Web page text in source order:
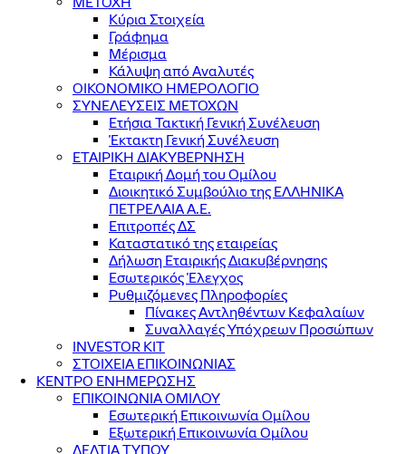
Κύρια Στοιχεία
Γράφημα
Μέρισμα
Κάλυψη από Αναλυτές
ΟΙΚΟΝΟΜΙΚΟ ΗΜΕΡΟΛΟΓΙΟ
ΣΥΝΕΛΕΥΣΕΙΣ ΜΕΤΟΧΩΝ
Ετήσια Τακτική Γενική Συνέλευση
Έκτακτη Γενική Συνέλευση
ΕΤΑΙΡΙΚΗ ΔΙΑΚΥΒΕΡΝΗΣΗ
Εταιρική Δομή του Ομίλου
Διοικητικό Συμβούλιο της ΕΛΛΗΝΙΚΑ
ΠΕΤΡΕΛΑΙΑ Α.Ε.
Επιτροπές ΔΣ
Καταστατικό της εταιρείας
Δήλωση Εταιρικής Διακυβέρνησης
Εσωτερικός Έλεγχος
Ρυθμιζόμενες Πληροφορίες
Πίνακες Αντληθέντων Κεφαλαίων
Συναλλαγές Υπόχρεων Προσώπων
INVESTOR KIT
ΣΤΟΙΧΕΙΑ ΕΠΙΚΟΙΝΩΝΙΑΣ
ΚΕΝΤΡΟ ΕΝΗΜΕΡΩΣΗΣ
ΕΠΙΚΟΙΝΩΝΙΑ ΟΜΙΛΟΥ
Εσωτερική Επικοινωνία Ομίλου
Εξωτερική Επικοινωνία Ομίλου
ΔΕΛΤΙΑ ΤΥΠΟΥ